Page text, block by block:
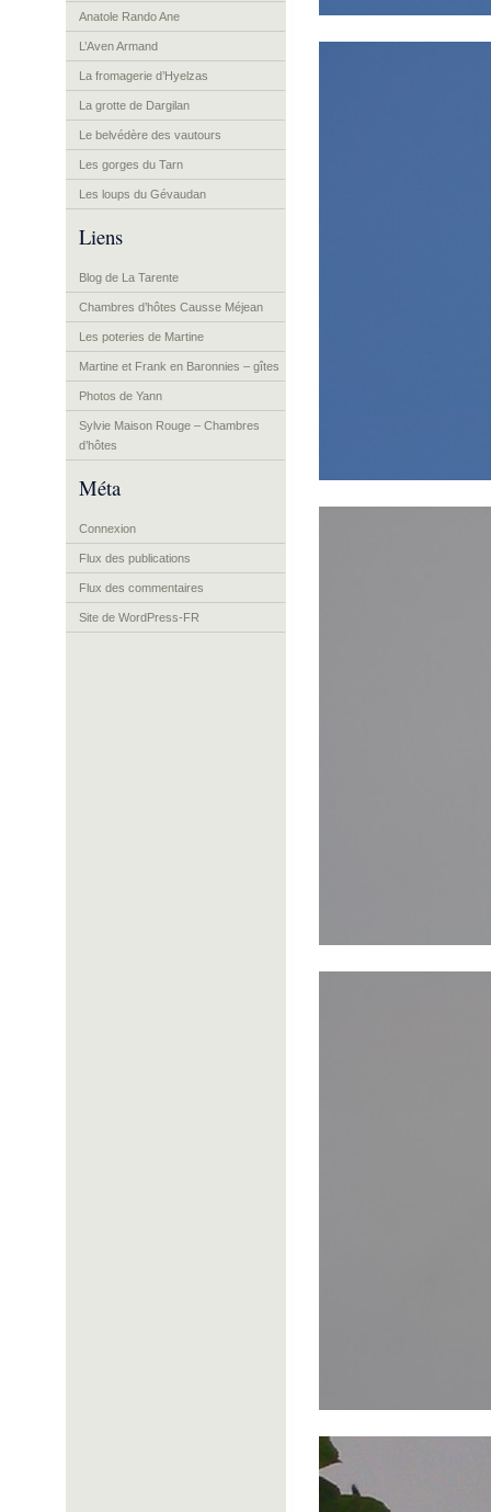
Anatole Rando Ane
L’Aven Armand
La fromagerie d’Hyelzas
La grotte de Dargilan
Le belvédère des vautours
Les gorges du Tarn
Les loups du Gévaudan
Liens
Blog de La Tarente
Chambres d’hôtes Causse Méjean
Les poteries de Martine
Martine et Frank en Baronnies – gîtes
Photos de Yann
Sylvie Maison Rouge – Chambres
d’hôtes
Méta
Connexion
Flux des publications
Flux des commentaires
Site de WordPress-FR